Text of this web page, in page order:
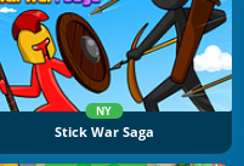
NY
Stick War Saga